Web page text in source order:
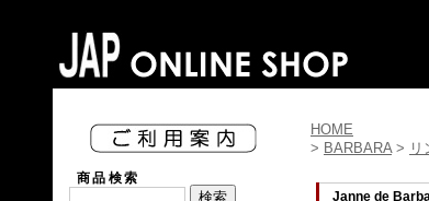
商品検索
HOME
> BARBARA> リ
Janne de